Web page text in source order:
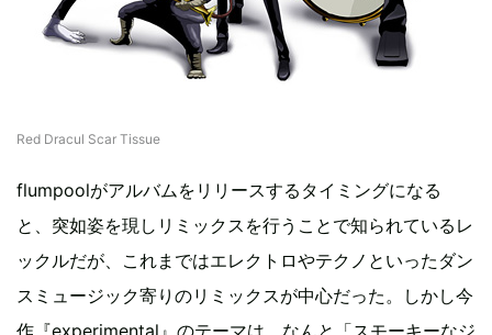
Red Dracul Scar Tissue
flumpoolがアルバムをリリースするタイミングになる
と、突如姿を現しリミックスを行うことで知られているレ
ックルだが、これまではエレクトロやテクノといったダン
スミュージック寄りのリミックスが中心だった。しかし今
作『experimental』のテーマは、なんと「スモーキーなジ